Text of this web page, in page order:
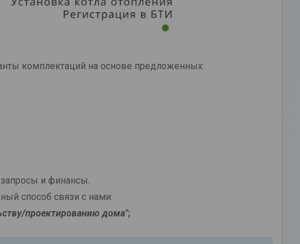
комплектаций на основе предложенных:
и финансы.
способ связи с нами:
проектированию дома";